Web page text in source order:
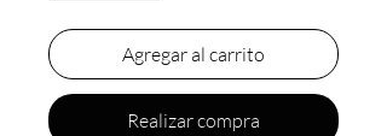
Agregar al carrito
Realizar compra